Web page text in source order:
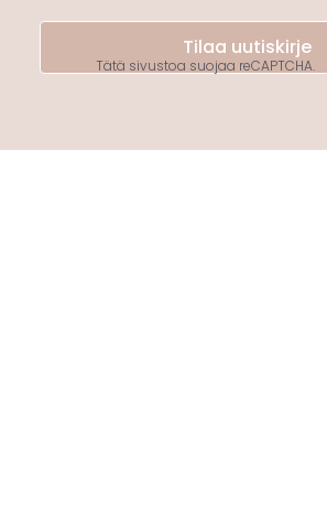
Tilaa uutiskirje
Tätä sivustoa suojaa reCAPTCHA.